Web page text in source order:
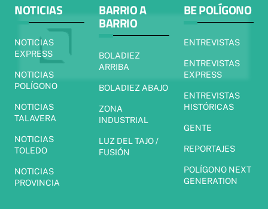
NOTICIAS
NOTICIAS
EXPRESS
NOTICIAS
POLÍGONO
NOTICIAS
TALAVERA
NOTICIAS
TOLEDO
NOTICIAS
PROVINCIA
BARRIO A
BARRIO
BOLADIEZ
ARRIBA
BOLADIEZ ABAJO
ZONA
INDUSTRIAL
LUZ DEL TAJO /
FUSIÓN
BE POLÍGONO
ENTREVISTAS
ENTREVISTAS
EXPRESS
ENTREVISTAS
HISTÓRICAS
GENTE
REPORTAJES
POLÍGONO NEXT
GENERATION